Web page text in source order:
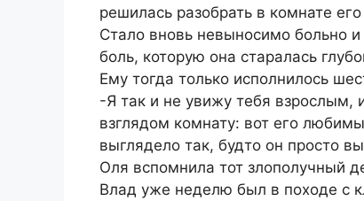
решилась разобрать в комнате
Стало вновь невыносимо больно
боль, которую она старалась
Ему тогда только исполнилось
-Я так и не увижу тебя взрослым,
взглядом комнату: вот его
выглядело так, будто он просто
Оля вспомнила тот злополучный
Влад уже неделю был в походе с